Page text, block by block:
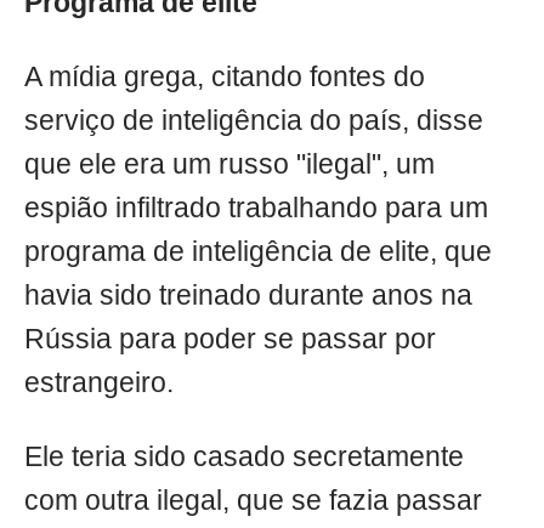
A mídia grega, citando fontes do
serviço de inteligência do país, disse
que ele era um russo "ilegal", um
espião infiltrado trabalhando para um
programa de inteligência de elite, que
havia sido treinado durante anos na
Rússia para poder se passar por
estrangeiro.
Ele teria sido casado secretamente
com outra ilegal, que se fazia passar